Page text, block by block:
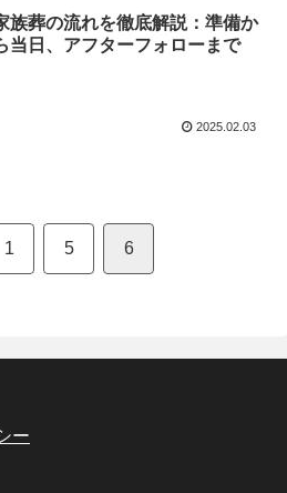
族葬の流れを徹底解説：準備か
当日、アフターフォローまで
2025.02.03
1 5 6
ー